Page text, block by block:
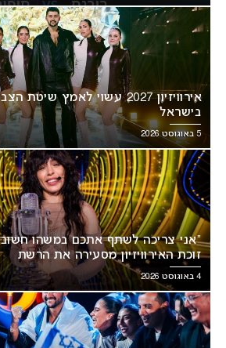
אירוויזיון 2027 עשוי לאמץ
בישראל
5 באוגוסט 2026
“אני צריכה לשתף אתכם במשהו
זוכת האירוויזיון מסעירה את הרשת
4 באוגוסט 2026